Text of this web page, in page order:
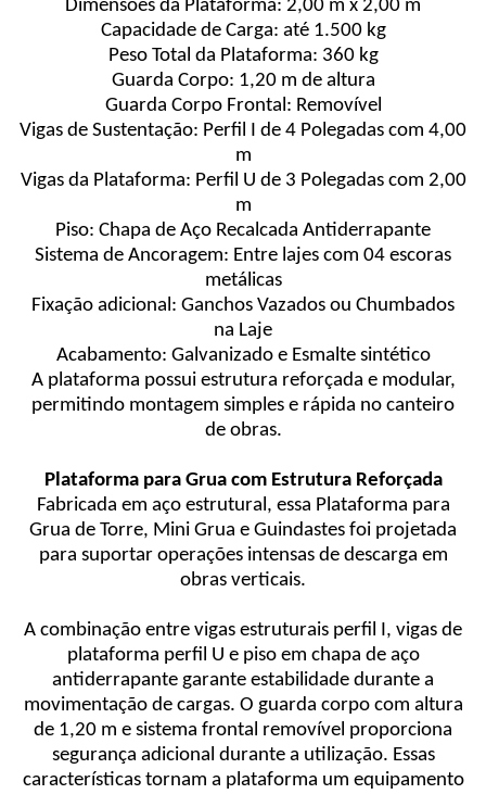
Dimensões da Plataforma: 2,00 m x 2,00 m
Capacidade de Carga: até 1.500 kg
Peso Total da Plataforma: 360 kg
Guarda Corpo: 1,20 m de altura
Guarda Corpo Frontal: Removível
Vigas de Sustentação: Perfil I de 4 Polegadas com 4,00
m
Vigas da Plataforma: Perfil U de 3 Polegadas com 2,00
m
Piso: Chapa de Aço Recalcada Antiderrapante
Sistema de Ancoragem: Entre lajes com 04 escoras
metálicas
Fixação adicional: Ganchos Vazados ou Chumbados
na Laje
Acabamento: Galvanizado e Esmalte sintético
A plataforma possui estrutura reforçada e modular,
permitindo montagem simples e rápida no canteiro
de obras.
Plataforma para Grua com Estrutura Reforçada
Fabricada em aço estrutural, essa Plataforma para
Grua de Torre, Mini Grua e Guindastes foi projetada
para suportar operações intensas de descarga em
obras verticais.
A combinação entre vigas estruturais perfil I, vigas de
plataforma perfil U e piso em chapa de aço
antiderrapante garante estabilidade durante a
movimentação de cargas. O guarda corpo com altura
de 1,20 m e sistema frontal removível proporciona
segurança adicional durante a utilização. Essas
características tornam a plataforma um equipamento